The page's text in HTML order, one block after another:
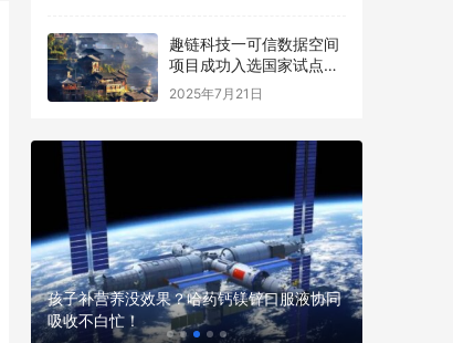
趣链科技一可信数据空间
项目成功入选国家试点名
单
2025年7月21日
孩子补营养没效果？哈药钙镁锌口服液协同
吸收不白忙！